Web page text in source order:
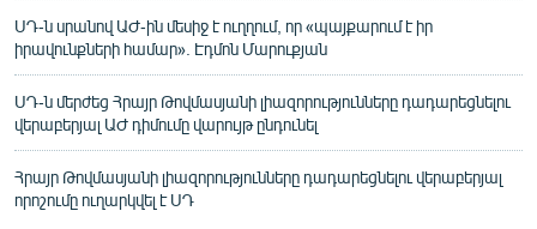
ՍԴ-ն սրանով ԱԺ-ին մեսիջ է ուղղում, որ «պայքարում է իր
իրավունքների համար». Էդմոն Մարուքյան
ՍԴ-ն մերժեց Հրայր Թովմասյանի լիազորությունները դադարեցնելու
վերաբերյալ ԱԺ դիմումը վարույթ ընդունել
Հրայր Թովմասյանի լիազորությունները դադարեցնելու վերաբերյալ
որոշումը ուղարկվել է ՍԴ